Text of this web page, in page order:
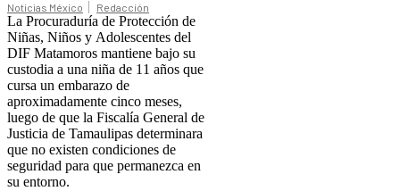
Noticias México Redacción
La Procuraduría de Protección de
Niñas, Niños y Adolescentes del
DIF Matamoros mantiene bajo su
custodia a una niña de 11 años que
cursa un embarazo de
aproximadamente cinco meses,
luego de que la Fiscalía General de
Justicia de Tamaulipas determinara
que no existen condiciones de
seguridad para que permanezca en
su entorno.